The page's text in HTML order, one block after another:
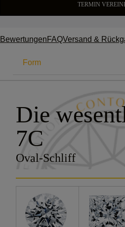
TERMIN
Bewertungen FAQVersand &
Karat
Farbe
Reinheit
Schliff
Zertifizierung
Form
Die
7C
Oval-Schliff